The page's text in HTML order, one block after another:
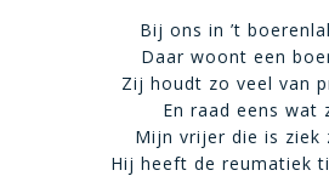
Bij ons in ’t
Daar woont een
Zij houdt zo veel van
En raad eens wat
Mijn vrijer die is ziek
Hij heeft de reumatiek